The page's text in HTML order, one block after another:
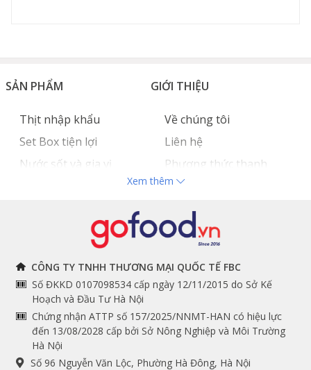
SẢN PHẨM
Thịt nhập khẩu
Set Box tiện lợi
Nước sốt và gia vị
GIỚI THIỆU
Về chúng tôi
Liên hệ
Phương thức thanh
toán
Tuyển dụng
THÔNG TIN
Chính sách và quy định
chung
Hướng dẫn đặt hàng
Cam kết chất lượng
THEO DÕI NGAY
Facebook
Instagram
Youtube
Tiktok
Xem thêm
CÔNG TY TNHH THƯƠNG MẠI QUỐC TẾ FBC
Số ĐKKD 0107098534 cấp ngày 12/11/2015 do Sở Kế
Hoạch và Đầu Tư Hà Nội
Chứng nhận ATTP số 157/2025/NNMT-HAN có hiệu lực
đến 13/08/2028 cấp bởi Sở Nông Nghiệp và Môi Trường
Hà Nội
Số 96 Nguyễn Văn Lộc, Phường Hà Đông, Hà Nội